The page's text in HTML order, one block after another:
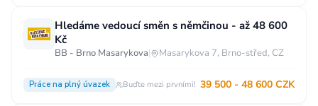
Hledáme vedoucí směn s němčinou - až 48 600
Kč
BB - Brno Masarykova| Masarykova 7, Brno-střed, CZ
Práce na plný úvazek Buďte mezi prvními! 39 500 - 48 600 CZK